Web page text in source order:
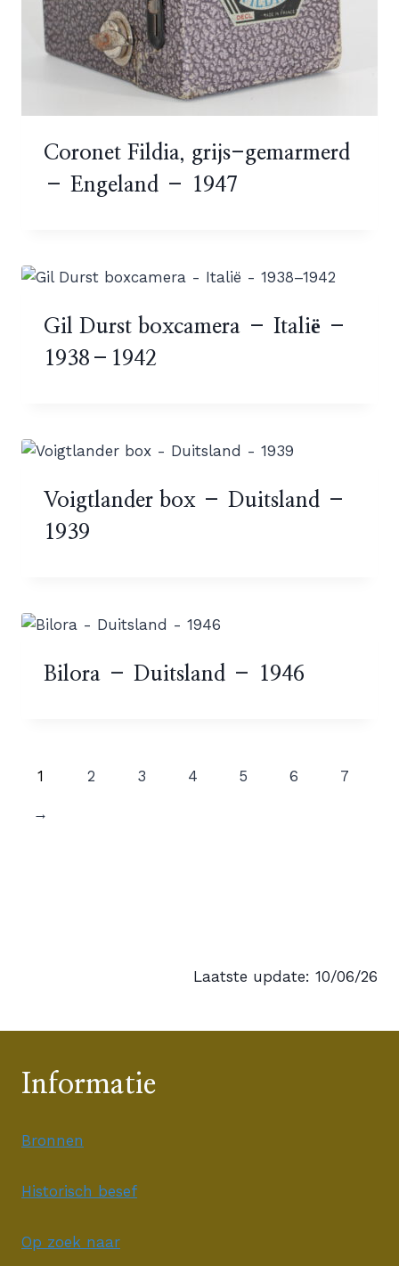
Coronet Fildia, grijs-gemarmerd
– Engeland – 1947
Gil Durst boxcamera – Italië –
1938–1942
Voigtlander box – Duitsland –
1939
Bilora – Duitsland – 1946
1 2 3 4 5 6 7
→
Laatste update: 10/06/26
Informatie
Bronnen
Historisch besef
Op zoek naar